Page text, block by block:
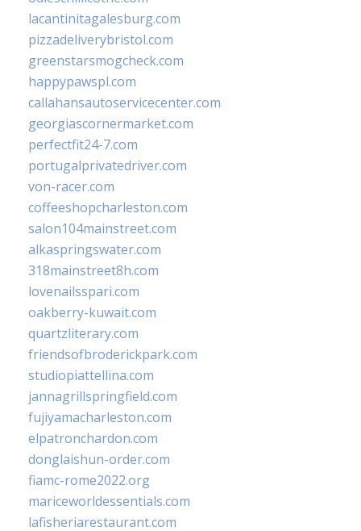
lacantinitagalesburg.com
pizzadeliverybristol.com
greenstarsmogcheck.com
happypawspl.com
callahansautoservicecenter.com
georgiascornermarket.com
perfectfit24-7.com
portugalprivatedriver.com
von-racer.com
coffeeshopcharleston.com
salon104mainstreet.com
alkaspringswater.com
318mainstreet8h.com
lovenailsspari.com
oakberry-kuwait.com
quartzliterary.com
friendsofbroderickpark.com
studiopiattellina.com
jannagrillspringfield.com
fujiyamacharleston.com
elpatronchardon.com
donglaishun-order.com
fiamc-rome2022.org
mariceworldessentials.com
lafisheriarestaurant.com